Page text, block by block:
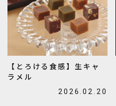
【とろける食感】生キャ
ラメル
2026.02.20